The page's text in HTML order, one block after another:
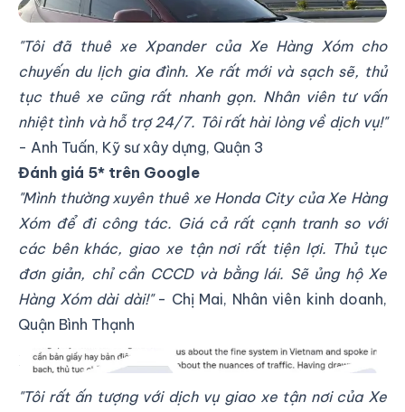
Khách hàng nói gì về Xe Hàng Xóm?
"Tôi đã thuê xe Xpander của Xe Hàng Xóm cho
chuyến du lịch gia đình. Xe rất mới và sạch sẽ, thủ
tục thuê xe cũng rất nhanh gọn. Nhân viên tư vấn
nhiệt tình và hỗ trợ 24/7. Tôi rất hài lòng về dịch vụ!"
- Anh Tuấn, Kỹ sư xây dựng, Quận 3
Đánh giá 5* trên Google
"Mình thường xuyên thuê xe Honda City của Xe Hàng
Xóm để đi công tác. Giá cả rất cạnh tranh so với
các bên khác, giao xe tận nơi rất tiện lợi. Thủ tục
đơn giản, chỉ cần CCCD và bằng lái. Sẽ ủng hộ Xe
Hàng Xóm dài dài!"- Chị Mai, Nhân viên kinh doanh,
Quận Bình Thạnh
Khách hàng đánh giá tốt về Xe Hàng Xóm
"Tôi rất ấn tượng với dịch vụ giao xe tận nơi của Xe